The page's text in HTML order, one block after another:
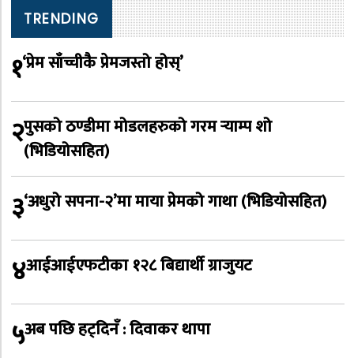
TRENDING
१‘प्रेम साँच्चीकै प्रेमजस्तो होस्’
२पुसको ठण्डीमा मोडलहरुको गरम र्‍याम्प शो
(भिडियोसहित)
३‘अधुरो सपना-२’मा माया प्रेमको गाथा (भिडियोसहित)
४आईआईएफटीका १२८ बिद्यार्थी ग्राजुयट
५अब पछि हट्दिनँ : दिवाकर थापा